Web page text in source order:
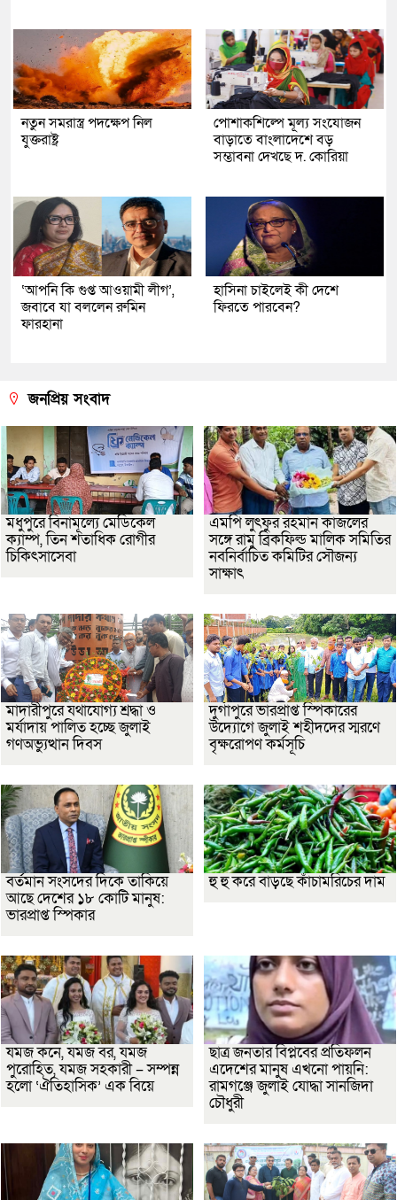
নতুন সমরাস্ত্র পদক্ষেপ নিল
যুক্তরাষ্ট্র
পোশাকশিল্পে মূল্য সংযোজন
বাড়াতে বাংলাদেশে বড়
সম্ভাবনা দেখছে দ. কোরিয়া
‘আপনি কি গুপ্ত আওয়ামী লীগ’,
জবাবে যা বললেন রুমিন
ফারহানা
হাসিনা চাইলেই কী দেশে
ফিরতে পারবেন?
জনপ্রিয় সংবাদ
মধুপুরে বিনামূল্যে মেডিকেল
ক্যাম্প, তিন শতাধিক রোগীর
চিকিৎসাসেবা
এমপি লুৎফুর রহমান কাজলের
সঙ্গে রামু ব্রিকফিল্ড মালিক সমিতির
নবনির্বাচিত কমিটির সৌজন্য
সাক্ষাৎ
মাদারীপুরে যথাযোগ্য শ্রদ্ধা ও
মর্যাদায় পালিত হচ্ছে জুলাই
গণঅভ্যুত্থান দিবস
দুর্গাপুরে ভারপ্রাপ্ত স্পিকারের
উদ্যোগে জুলাই শহীদদের স্মরণে
বৃক্ষরোপণ কর্মসূচি
বর্তমান সংসদের দিকে তাকিয়ে
আছে দেশের ১৮ কোটি মানুষ:
ভারপ্রাপ্ত স্পিকার
হু হু করে বাড়ছে কাঁচামরিচের দাম
যমজ কনে, যমজ বর, যমজ
পুরোহিত, যমজ সহকারী – সম্পন্ন
হলো ‘ঐতিহাসিক’ এক বিয়ে
ছাত্র জনতার বিপ্লবের প্রতিফলন
এদেশের মানুষ এখনো পায়নি:
রামগঞ্জে জুলাই যোদ্ধা সানজিদা
চৌধুরী